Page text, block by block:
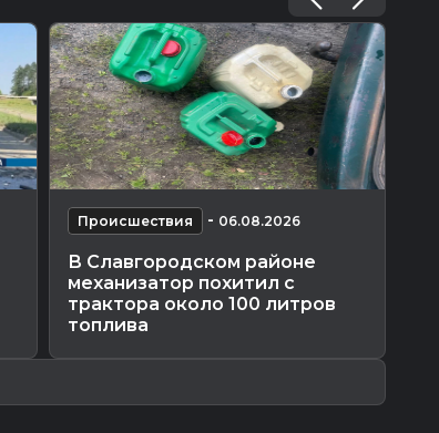
Происшествия - 06.08.2026
В Славгородском районе
механизатор похитил с
трактора около 100 литров
топлива